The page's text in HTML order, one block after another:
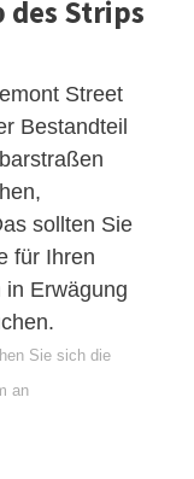
des Strips
Street
Bestandteil
sollten Sie
für Ihren
Erwägung
Sie sich die
an